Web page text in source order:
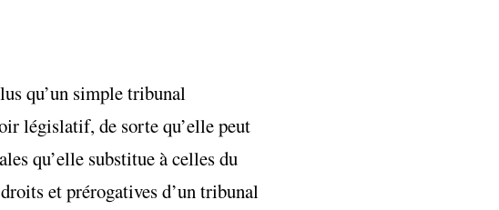
qu’un simple tribunal
législatif, de sorte qu’elle peut
qu’elle substitue à celles du
et prérogatives d’un tribunal